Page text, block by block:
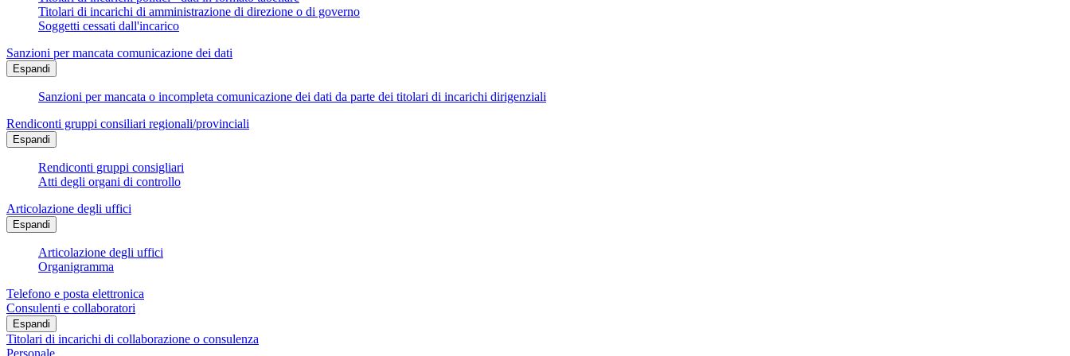
Titolari di incarichi di amministrazione di direzione o di governo
Soggetti cessati dall'incarico
Sanzioni per mancata comunicazione dei dati
Espandi
Sanzioni per mancata o incompleta comunicazione dei dati da parte dei titolari di incarichi dirigenziali
Rendiconti gruppi consiliari regionali/provinciali
Espandi
Rendiconti gruppi consigliari
Atti degli organi di controllo
Articolazione degli uffici
Espandi
Articolazione degli uffici
Organigramma
Telefono e posta elettronica
Consulenti e collaboratori
Espandi
Titolari di incarichi di collaborazione o consulenza
Personale